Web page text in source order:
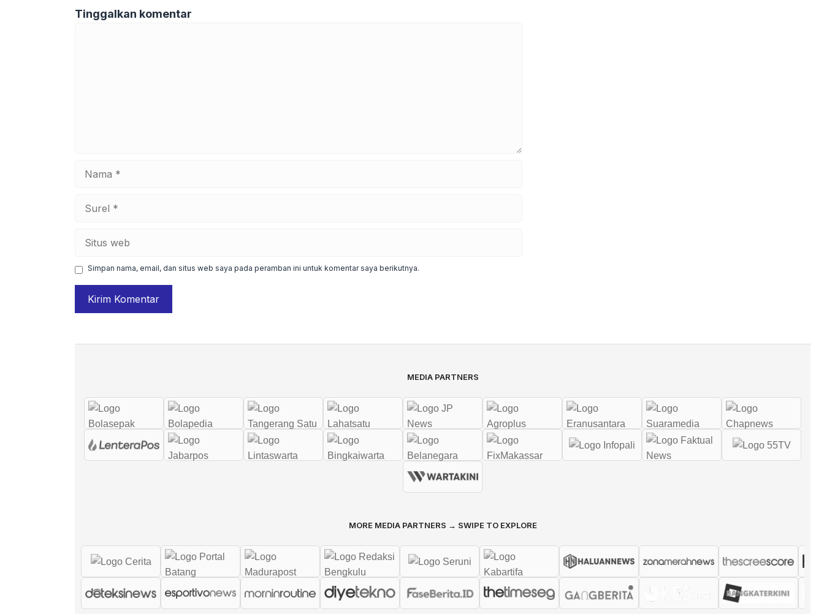
Tinggalkan komentar
web
Simpan nama, email, dan situs web saya pada peramban ini untuk komentar saya berikutnya.
MEDIA PARTNERS
MORE MEDIA PARTNERS → SWIPE TO EXPLORE